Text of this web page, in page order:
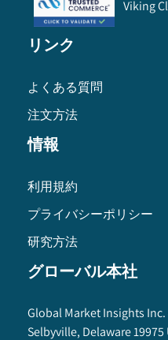
Viking
リンク
よくある質問
注文方法
情報
利用規約
プライバシーポリシー
研究方法
グローバル本社
Global Market Insights
Selbyville, Delaware 19975